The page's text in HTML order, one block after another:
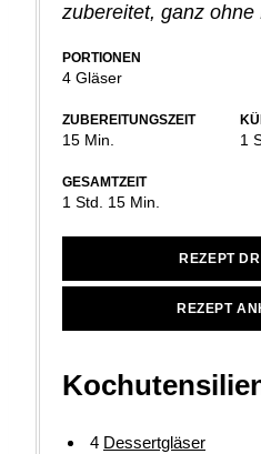
zubereitet, ganz ohne
PORTIONEN
4 Gläser
ZUBEREITUNGSZEIT
15Minuten
Min. 1
GESAMTZEIT
1 Stunde
Std. 15Minuten
Min.
REZEPT
REZEPT
4 Dessertgläser